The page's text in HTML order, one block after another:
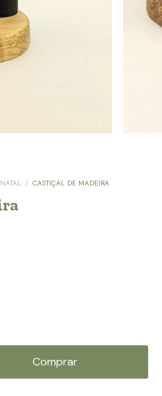
/ CASTIÇAL DE MADEIRA